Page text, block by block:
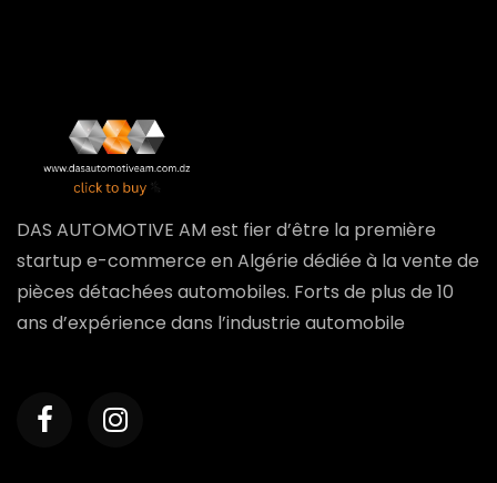
DAS AUTOMOTIVE AM est fier d’être la première
startup e-commerce en Algérie dédiée à la vente de
pièces détachées automobiles. Forts de plus de 10
ans d’expérience dans l’industrie automobile